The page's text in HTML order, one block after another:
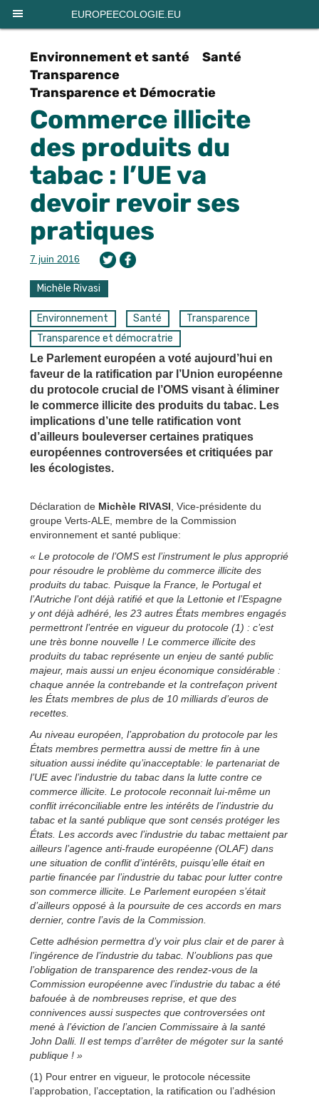
EUROPEECOLOGIE.EU
Environnement et santé
Santé
Transparence
Transparence et Démocratie
Commerce illicite
des produits du
tabac : l’UE va
devoir revoir ses
pratiques
7 juin 2016
Michèle Rivasi
Environnement Santé
Transparence
Transparence et démocratrie
Le Parlement européen a voté aujourd’hui en
faveur de la ratification par l’Union européenne
du protocole crucial de l’OMS visant à éliminer
le commerce illicite des produits du tabac. Les
implications d’une telle ratification vont
d’ailleurs bouleverser certaines pratiques
européennes controversées et critiquées par
les écologistes.
Déclaration de Michèle RIVASI , Vice-présidente du
groupe Verts-ALE, membre de la Commission
environnement et santé publique:
« Le protocole de l’OMS est l’instrument le plus approprié
pour résoudre le problème du commerce illicite des
produits du tabac. Puisque la France, le Portugal et
l’Autriche l’ont déjà ratifié et que la Lettonie et l’Espagne
y ont déjà adhéré, les 23 autres États membres engagés
permettront l’entrée en vigueur du protocole (1) : c’est
une très bonne nouvelle ! Le commerce illicite des
produits du tabac représente un enjeu de santé public
majeur, mais aussi un enjeu économique considérable :
chaque année la contrebande et la contrefaçon privent
les États membres de plus de 10 milliards d’euros de
recettes.
Au niveau européen, l’approbation du protocole par les
États membres permettra aussi de mettre fin à une
situation aussi inédite qu’inacceptable: le partenariat de
l’UE avec l’industrie du tabac dans la lutte contre ce
commerce illicite. Le protocole reconnait lui-même un
conflit irréconciliable entre les intérêts de l’industrie du
tabac et la santé publique que sont censés protéger les
États. Les accords avec l’industrie du tabac mettaient par
ailleurs l’agence anti-fraude européenne (OLAF) dans
une situation de conflit d’intérêts, puisqu’elle était en
partie financée par l’industrie du tabac pour lutter contre
son commerce illicite. Le Parlement européen s’était
d’ailleurs opposé à la poursuite de ces accords en mars
dernier, contre l’avis de la Commission.
Cette adhésion permettra d’y voir plus clair et de parer à
l’ingérence de l’industrie du tabac. N’oublions pas que
l’obligation de transparence des rendez-vous de la
Commission européenne avec l’industrie du tabac a été
bafouée à de nombreuses reprise, et que des
connivences aussi suspectes que controversées ont
mené à l’éviction de l’ancien Commissaire à la santé
John Dalli. Il est temps d’arrêter de mégoter sur la santé
publique ! »
(1) Pour entrer en vigueur, le protocole nécessite
l’approbation, l’acceptation, la ratification ou l’adhésion